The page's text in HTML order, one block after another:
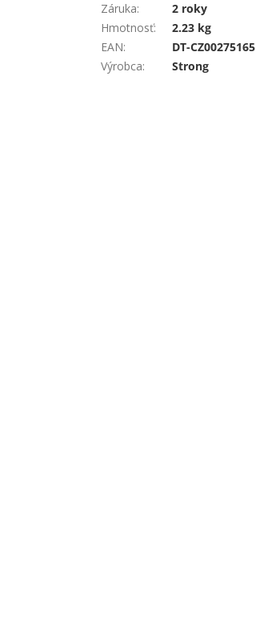
Záruka:
2 roky
Hmotnosť:
2.23 kg
EAN:
DT-CZ00275165
Výrobca: Strong